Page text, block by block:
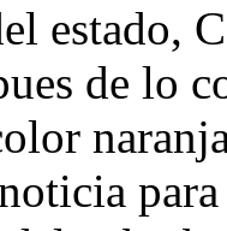
estado,
de lo